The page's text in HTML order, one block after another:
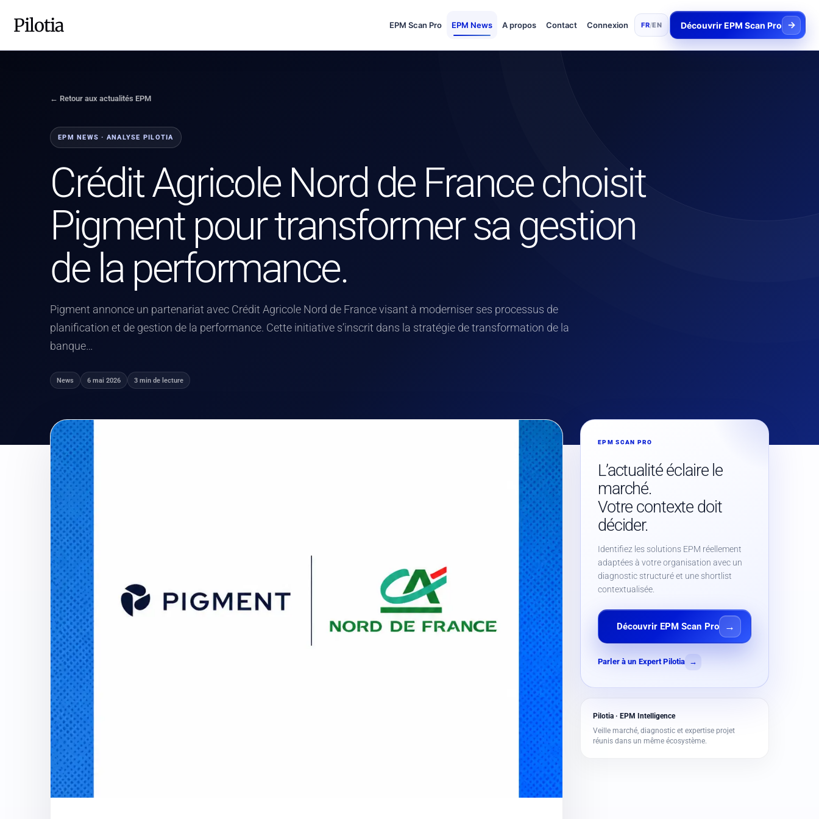
Pilotia EPM Scan Pro EPM News A propos Contact Connexion FR/EN Découvrir EPM Scan Pro →
← Retour aux actualités EPM
EPM NEWS · ANALYSE PILOTIA
Crédit Agricole Nord de France choisit
Pigment pour transformer sa gestion
de la performance.
Pigment annonce un partenariat avec Crédit Agricole Nord de France visant à moderniser ses processus de
planification et de gestion de la performance. Cette initiative s’inscrit dans la stratégie de transformation de la
banque…
News 6 mai 2026 3 min de lecture
EPM SCAN PRO
L’actualité éclaire le
marché.
Votre contexte doit
décider.
Identifiez les solutions EPM réellement
adaptées à votre organisation avec un
diagnostic structuré et une shortlist
contextualisée.
Découvrir EPM Scan Pro
Parler à un Expert Pilotia →
Pilotia · EPM Intelligence
Veille marché, diagnostic et expertise projet
réunis dans un même écosystème.